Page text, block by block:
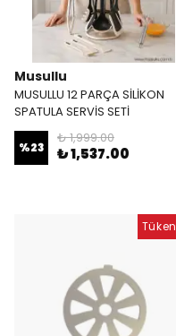
Musullu
MUSULLU 12 PARÇA SİLİKON
SPATULA SERVİS SETİ
%23
₺ 1,999.00
₺ 1,537.00